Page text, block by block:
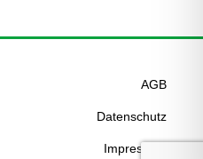
AGB
Datenschutz
Impressum